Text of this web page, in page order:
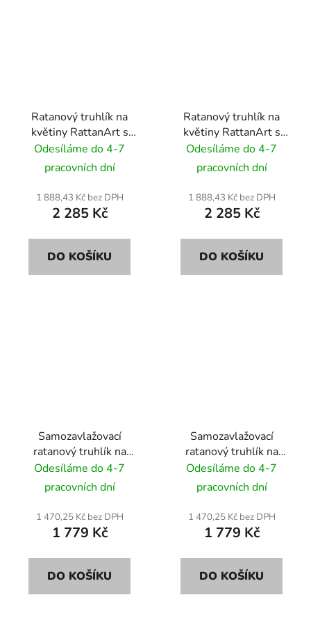
Ratanový truhlík na
květiny RattanArt s
podstavcem 46x46x46
RD01 barva oříšková
Odesíláme do 4-7
pracovních dní
1 888,43 Kč bez DPH
2 285 Kč
DO KOŠÍKU
Ratanový truhlík na
květiny RattanArt s
podstavcem 46x46x46
RD13 medová
Odesíláme do 4-7
pracovních dní
1 888,43 Kč bez DPH
2 285 Kč
DO KOŠÍKU
Samozavlažovací
ratanový truhlík na
květiny RattanArt
95x30x43 RD03 tmavě
Odesíláme do 4-7
pracovních dní
1 470,25 Kč bez DPH
1 779 Kč
DO KOŠÍKU
Samozavlažovací
ratanový truhlík na
květiny RattanArt
95x30x43 RD07 bílý
Odesíláme do 4-7
pracovních dní
1 470,25 Kč bez DPH
1 779 Kč
DO KOŠÍKU